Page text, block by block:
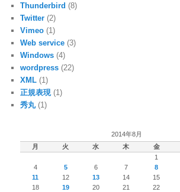
Thunderbird (8)
Twitter (2)
Vimeo (1)
Web service (3)
Windows (4)
wordpress (22)
XML (1)
正規表現 (1)
秀丸(1)
2014年8月
月
火 水 木 金
1
4
5 6 7 8
11
12 13 14 15
18
19 20 21 22